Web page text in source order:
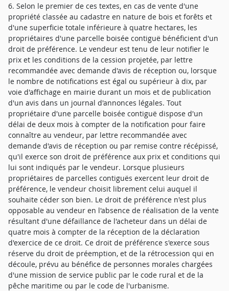
6. Selon le premier de ces textes, en cas de vente d'une
propriété classée au cadastre en nature de bois et forêts et
d'une superficie totale inférieure à quatre hectares, les
propriétaires d'une parcelle boisée contiguë bénéficient d'un
droit de préférence. Le vendeur est tenu de leur notifier le
prix et les conditions de la cession projetée, par lettre
recommandée avec demande d'avis de réception ou, lorsque
le nombre de notifications est égal ou supérieur à dix, par
voie d'affichage en mairie durant un mois et de publication
d'un avis dans un journal d'annonces légales. Tout
propriétaire d'une parcelle boisée contiguë dispose d'un
délai de deux mois à compter de la notification pour faire
connaître au vendeur, par lettre recommandée avec
demande d'avis de réception ou par remise contre récépissé,
qu'il exerce son droit de préférence aux prix et conditions qui
lui sont indiqués par le vendeur. Lorsque plusieurs
propriétaires de parcelles contiguës exercent leur droit de
préférence, le vendeur choisit librement celui auquel il
souhaite céder son bien. Le droit de préférence n'est plus
opposable au vendeur en l'absence de réalisation de la vente
résultant d'une défaillance de l'acheteur dans un délai de
quatre mois à compter de la réception de la déclaration
d'exercice de ce droit. Ce droit de préférence s'exerce sous
réserve du droit de préemption, et de la rétrocession qui en
découle, prévu au bénéfice de personnes morales chargées
d'une mission de service public par le code rural et de la
pêche maritime ou par le code de l'urbanisme.